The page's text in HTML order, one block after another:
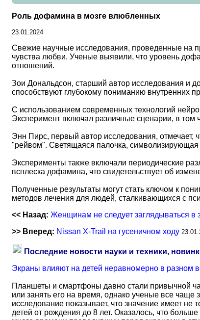
Роль дофамина в мозге влюбленных
23.01.2024
Свежие научные исследования, проведенные на
чувства любви. Ученые выявили, что уровень
отношений.
Зои Дональдсон, старший автор исследования и
способствуют глубокому пониманию внутренних
С использованием современных технологий
Эксперимент включал различные сценарии, в том
Энн Пирс, первый автор исследования,
"рейвом". Светящаяся палочка,
Эксперименты также включали периодические
всплеска дофамина, что свидетельствует об
Полученные результаты могут стать ключом к
методов лечения для людей, сталкивающихся с
<< Назад: Женщинам не следует заглядываться в
>> Вперед: Nissan X-Trail на гусеничном ходу
Последние новости науки и техники,
Экраны влияют на детей неравномерно в разном
Планшеты и смартфоны давно стали привычной
или занять его на время, однако ученые все чаще
исследование показывает, что значение имеет
детей от рождения до 8 лет. Оказалось, что